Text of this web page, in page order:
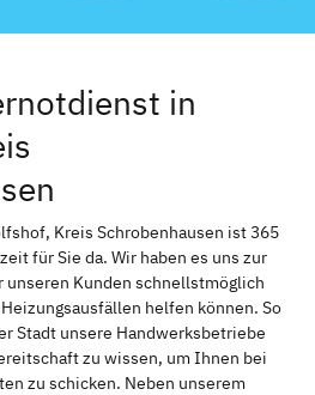
in
Kreis Schrobenhausen ist 365
für Sie da. Wir haben es uns zur
unseren Kunden schnellstmöglich
helfen können. So
Stadt unsere Handwerksbetriebe
zu wissen, um Ihnen bei
zu schicken. Neben unserem